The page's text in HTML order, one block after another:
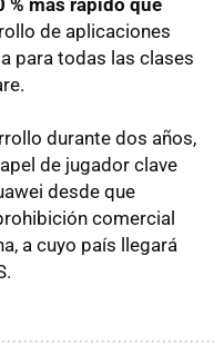
de aplicaciones
para todas las clases
durante dos años,
de jugador clave
desde que
comercial
a cuyo país llegará